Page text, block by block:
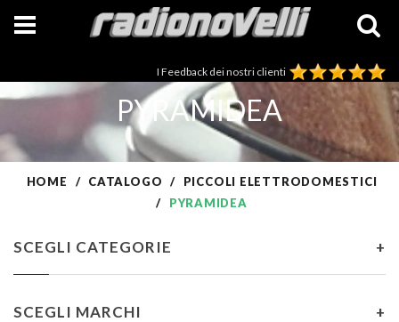
I Feedback dei nostri clienti
PYRAMIDEA
HOME CATALOGO
PICCOLI ELETTRODOMESTICI
PYRAMIDEA
SCEGLI CATEGORIE +
SCEGLI MARCHI +